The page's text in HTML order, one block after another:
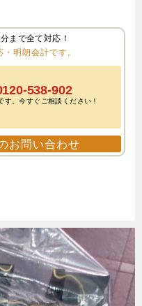
まで全て対応！
明朗会計です。
538-902
す。今すぐご相談ください！
お問い合わせ